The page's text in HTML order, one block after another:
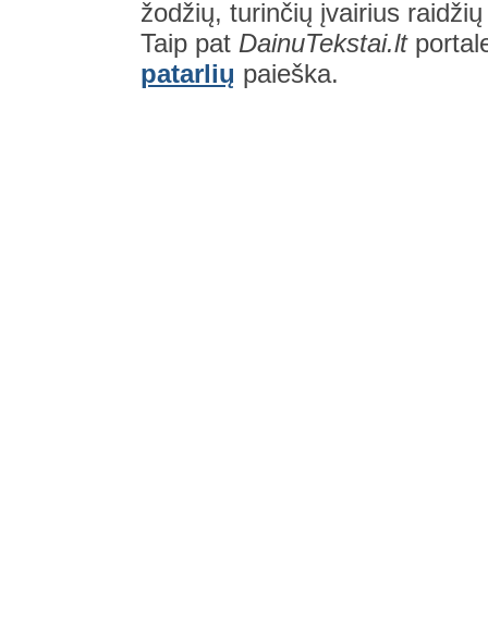
žodžių, turinčių įvairius
Taip pat DainuTekstai.lt
patarlių paieška.